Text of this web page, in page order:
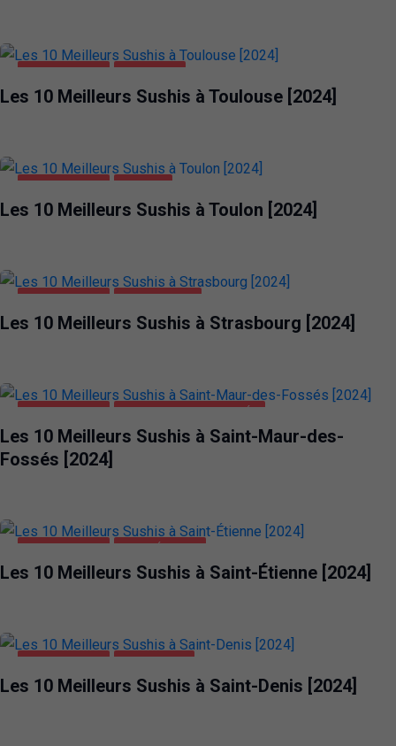
ALIMENTATION TOULOUSE
Les 10 Meilleurs Sushis à Toulouse [2024]
ALIMENTATION TOULON
Les 10 Meilleurs Sushis à Toulon [2024]
ALIMENTATION STRASBOURG
Les 10 Meilleurs Sushis à Strasbourg [2024]
ALIMENTATION SAINT-MAUR-DES-FOSSÉS
Les 10 Meilleurs Sushis à Saint-Maur-des-
Fossés [2024]
ALIMENTATION SAINT-ÉTIENNE
Les 10 Meilleurs Sushis à Saint-Étienne [2024]
ALIMENTATION SAINT-DENIS
Les 10 Meilleurs Sushis à Saint-Denis [2024]